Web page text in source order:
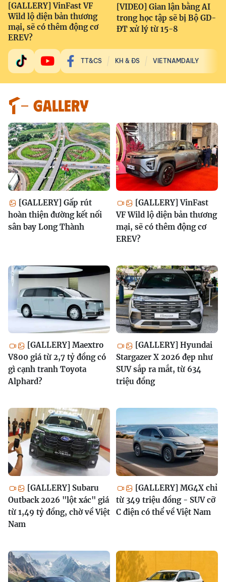
[GALLERY] VinFast VF
Wild lộ diện bản thương
mại, sẽ có thêm động cơ
EREV?
[VIDEO] Gian lận bằng AI
trong học tập sẽ bị Bộ GD-
ĐT xử lý từ 15-8
TT&CS KH & ĐS VIETNAMDAILY
GALLERY
[GALLERY] Gấp rút
hoàn thiện đường kết nối
sân bay Long Thành
[GALLERY] VinFast
VF Wild lộ diện bản thương
mại, sẽ có thêm động cơ
EREV?
[GALLERY] Maextro
V800 giá từ 2,7 tỷ đồng có
gì cạnh tranh Toyota
Alphard?
[GALLERY] Hyundai
Stargazer X 2026 đẹp như
SUV sắp ra mắt, từ 634
triệu đồng
[GALLERY] Subaru
Outback 2026 "lột xác" giá
từ 1,49 tỷ đồng, chờ về Việt
Nam
[GALLERY] MG4X chỉ
từ 349 triệu đồng - SUV cỡ
C điện có thể về Việt Nam